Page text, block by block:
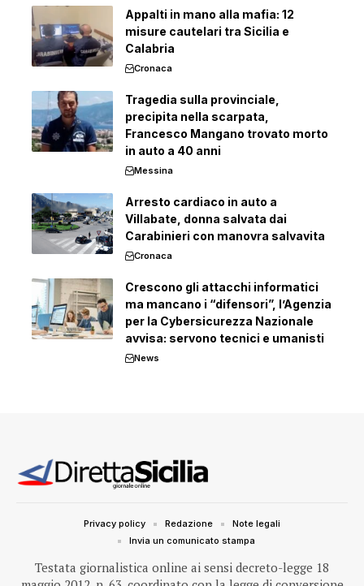
Appalti in mano alla mafia: 12
misure cautelari tra Sicilia e
Calabria
Cronaca
Tragedia sulla provinciale,
precipita nella scarpata,
Francesco Mangano trovato morto
in auto a 40 anni
Messina
Arresto cardiaco in auto a
Villabate, donna salvata dai
Carabinieri con manovra salvavita
Cronaca
Crescono gli attacchi informatici
ma mancano i “difensori”, l’Agenzia
per la Cybersicurezza Nazionale
avvisa: servono tecnici e umanisti
News
Testata giornalistica online ai sensi decreto-legge 18
Privacy policy Redazione
Note legali
Invia un comunicato stampa